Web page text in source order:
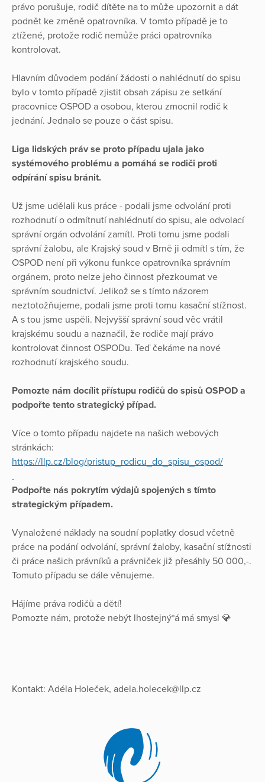
právo porušuje, rodič dítěte na to může upozornit a dát
podnět ke změně opatrovníka. V tomto případě je to
ztížené, protože rodič nemůže práci opatrovníka
kontrolovat.
Hlavním důvodem podání žádosti o nahlédnutí do spisu
bylo v tomto případě zjistit obsah zápisu ze setkání
pracovnice OSPOD a osobou, kterou zmocnil rodič k
jednání. Jednalo se pouze o část spisu.
Liga lidských práv se proto případu ujala jako
systémového problému a pomáhá se rodiči proti
odpírání spisu bránit.
Už jsme udělali kus práce - podali jsme odvolání proti
rozhodnutí o odmítnutí nahlédnutí do spisu, ale odvolací
správní orgán odvolání zamítl. Proti tomu jsme podali
správní žalobu, ale Krajský soud v Brně ji odmítl s tím, že
OSPOD není při výkonu funkce opatrovníka správním
orgánem, proto nelze jeho činnost přezkoumat ve
správním soudnictví. Jelikož se s tímto názorem
neztotožňujeme, podali jsme proti tomu kasační stížnost.
A s tou jsme uspěli. Nejvyšší správní soud věc vrátil
krajskému soudu a naznačil, že rodiče mají právo
kontrolovat činnost OSPODu. Teď čekáme na nové
rozhodnutí krajského soudu.
Pomozte nám docílit přístupu rodičů do spisů OSPOD a
podpořte tento strategický případ.
Více o tomto případu najdete na našich webových
stránkách:
https://llp.cz/blog/pristup_rodicu_do_spisu_ospod/
Podpořte nás pokrytím výdajů spojených s tímto
strategickým případem.
Vynaložené náklady na soudní poplatky dosud včetně
práce na podání odvolání, správní žaloby, kasační stížnosti
či práce našich právníků a právniček již přesáhly 50 000,-.
Tomuto případu se dále věnujeme.
Hájíme práva rodičů a dětí!
Pomozte nám, protože nebýt lhostejný*á má smysl 💎
Kontakt: Adéla Holeček, adela.holecek@llp.cz